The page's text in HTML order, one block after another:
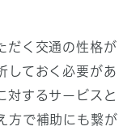
だく交通の性格が
しておく必要があ
対するサービスと
方で補助にも繋が